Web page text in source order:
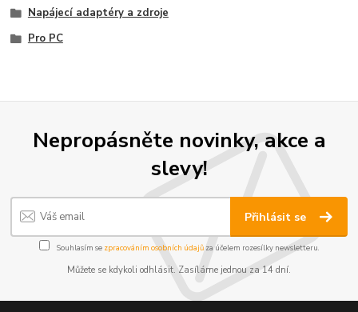
Napájecí adaptéry a zdroje
Pro PC
Nepropásněte novinky, akce a
slevy!
Přihlásit se
Souhlasím se zpracováním osobních údajůza účelem rozesílky newsletteru.
Můžete se kdykoli odhlásit. Zasíláme jednou za 14 dní.